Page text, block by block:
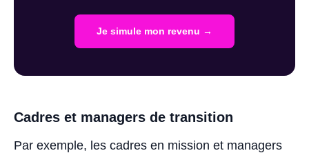
Je simule mon revenu →
Cadres et managers de transition
Par exemple, les cadres en mission et managers